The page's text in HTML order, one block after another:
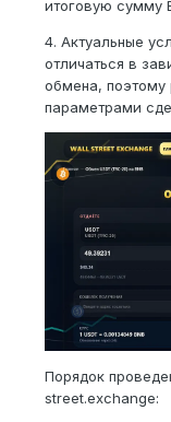
итоговую сумму
4. Актуальные
отличаться в
обмена, поэтому
параметрами
Порядок
street.exchange: